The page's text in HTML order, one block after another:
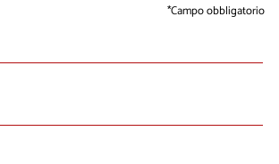
Campo obbligatorio